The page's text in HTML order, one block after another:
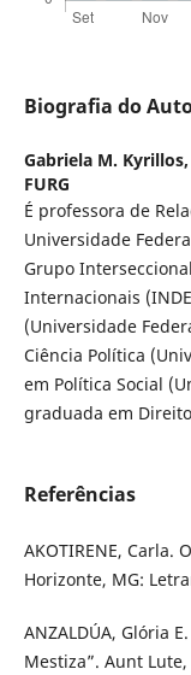
Biografia do
Gabriela M. Kyrillos,
FURG
É professora de
Universidade
Grupo
Internacionais
(Universidade
Ciência Política
em Política Social
graduada em Direito
Referências
AKOTIRENE, Carla.
Horizonte, MG:
ANZALDÚA, Glória
Mestiza”. Aunt Lute,